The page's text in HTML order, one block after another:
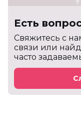
Есть
Cвяжитесь с
связи или
часто